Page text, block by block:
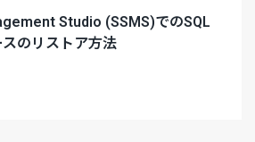
Studio (SSMS)でのSQL
のリストア方法